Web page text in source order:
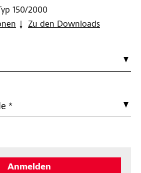
150/2000
Zu den Downloads
*
Anmelden